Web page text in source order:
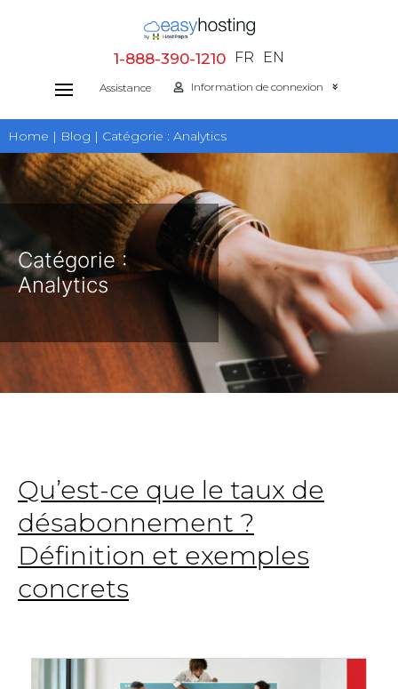
1-888-390-1210 FR EN
Assistance Information de connexion
Home | Blog | Catégorie : Analytics
Catégorie :
Analytics
Qu’est-ce que le taux de
désabonnement ?
Définition et exemples
concrets